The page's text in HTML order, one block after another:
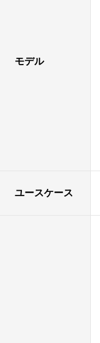
モデル
ユースケース